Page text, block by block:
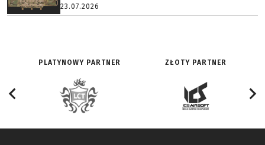
23.07.2026
PLATYNOWY PARTNER ZŁOTY PARTNER